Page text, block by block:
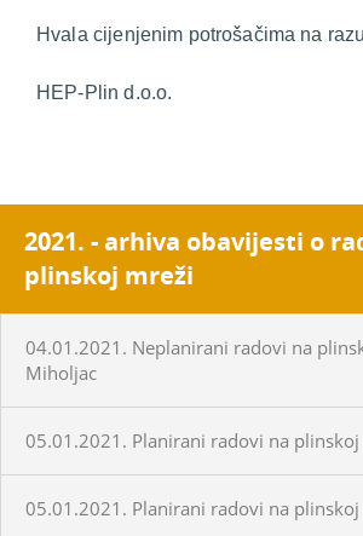
Hvala cijenjenim potrošačima na
HEP-Plin d.o.o.
2021. - arhiva obavijesti o
plinskoj mreži
04.01.2021. Neplanirani radovi na
Miholjac
05.01.2021. Planirani radovi na plinskoj
05.01.2021. Planirani radovi na